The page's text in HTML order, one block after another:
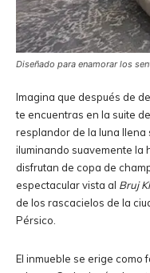
Diseñado para enamorar los
Imagina que después de
te encuentras en la suite
resplandor de la luna llena
iluminando suavemente la
disfrutan de copa de
espectacular vista al Bruj
de los rascacielos de la
Pérsico.
El inmueble se erige como